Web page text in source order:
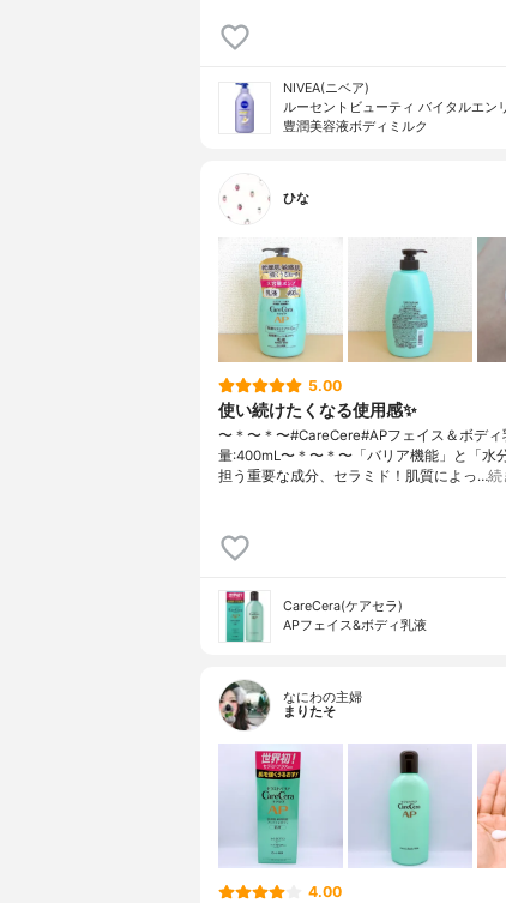
NIVEA(ニベア)
ルーセントビューティ バイタルエン
豊潤美容液ボディミルク
ひな
5.00
使い続けたくなる使用感✨
〜＊〜＊〜⁡⁡#CareCere#APフェイス＆ボデ
量:400mL〜＊〜＊〜⁡「バリア機能」と「水
担う重要な成分、セラミド！⁡肌質によっ…続
CareCera(ケアセラ)
APフェイス&ボディ乳液
なにわの主婦
まりたそ
4.00